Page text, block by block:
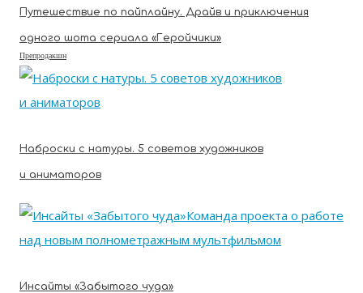
Путешествие по пайплайну. Драйв и приключения
одного шота сериала «Геройчики»
Препродакшн
Наброски с натуры. 5 советов художников
и аниматоров
Инсайты «Забытого чуда»